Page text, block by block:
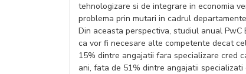
tehnologizare si de integrare in economia
problema prin mutari in cadrul
Din aceasta perspectiva, studiul anual
ca vor fi necesare alte competente decat
15% dintre angajatii fara specializare cred
ani, fata de 51% dintre angajatii